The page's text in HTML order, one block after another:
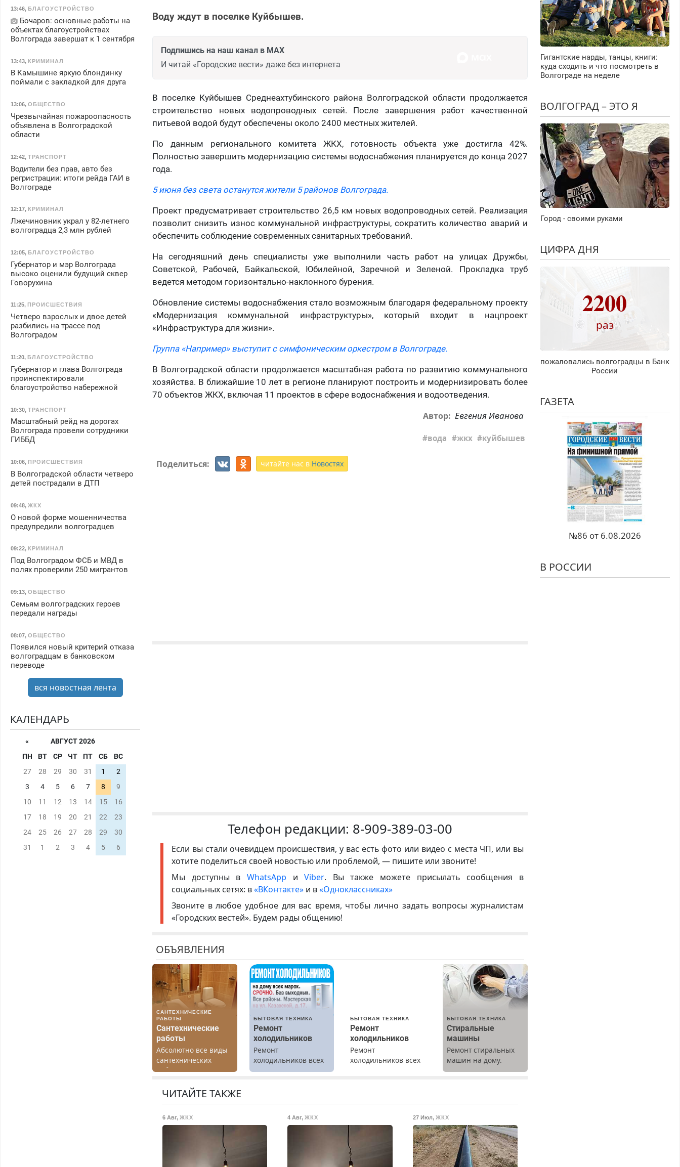
Воду ждут в поселке Куйбышев.
Подпишись на наш канал в MAX
И читай «Городские вести» даже без интернета
В поселке Куйбышев Среднеахтубинского района Волгоградской области продолжается
строительство новых водопроводных сетей. После завершения работ качественной
питьевой водой будут обеспечены около 2400 местных жителей.
По данным регионального комитета ЖКХ, готовность объекта уже достигла 42%.
Полностью завершить модернизацию системы водоснабжения планируется до конца 2027
года.
5 июня без света останутся жители 5 районов Волгограда.
Проект предусматривает строительство 26,5 км новых водопроводных сетей. Реализация
позволит снизить износ коммунальной инфраструктуры, сократить количество аварий и
обеспечить соблюдение современных санитарных требований.
На сегодняшний день специалисты уже выполнили часть работ на улицах Дружбы,
Советской, Рабочей, Байкальской, Юбилейной, Заречной и Зеленой. Прокладка труб
ведется методом горизонтально-наклонного бурения.
Обновление системы водоснабжения стало возможным благодаря федеральному проекту
«Модернизация коммунальной инфраструктуры», который входит в нацпроект
«Инфраструктура для жизни».
Группа «Например» выступит с симфоническим оркестром в Волгограде.
В Волгоградской области продолжается масштабная работа по развитию коммунального
хозяйства. В ближайшие 10 лет в регионе планируют построить и модернизировать более
70 объектов ЖКХ, включая 11 проектов в сфере водоснабжения и водоотведения.
Автор: Евгения Иванова
вода жкх куйбышев
Поделиться: читайте нас в Новостях
Телефон редакции: 8-909-389-03-00
Если вы стали очевидцем происшествия, у вас есть фото или видео с места ЧП, или вы
хотите поделиться своей новостью или проблемой, — пишите или звоните!
Мы доступны в WhatsApp иViber. Вы также можете присылать сообщения в
социальных сетях: в«ВКонтакте» и в«Одноклассниках»
Звоните в любое удобное для вас время, чтобы лично задать вопросы журналистам
«Городских вестей». Будем рады общению!
ОБЪЯВЛЕНИЯ
САНТЕХНИЧЕСКИЕ
РАБОТЫ
Сантехнические
работы
Абсолютно все виды
сантехнических
работ. Быстро.
Недорого.
БЫТОВАЯ ТЕХНИКА
Ремонт
холодильников
Ремонт
холодильников всех
марок на дому.
БЫТОВАЯ ТЕХНИКА
Ремонт
холодильников
Ремонт
холодильников всех
Вызов бесплатный.
БЫТОВАЯ ТЕХНИКА
Стиральные
машины
Ремонт стиральных
машин на дому.
Выезд и диагностика
ЧИТАЙТЕ ТАКЖЕ
6 Авг,ЖКХ 4 Авг,ЖКХ 27 Июл, ЖКХ
13:46, БЛАГОУСТРОЙСТВО
Бочаров: основные работы на
объектах благоустройствах
Волгограда завершат к 1 сентября
13:43, КРИМИНАЛ
В Камышине яркую блондинку
поймали с закладкой для друга
13:06, ОБЩЕСТВО
Чрезвычайная пожароопасность
объявлена в Волгоградской
области
12:42, ТРАНСПОРТ
Водители без прав, авто без
регристрации: итоги рейда ГАИ в
Волгограде
12:17, КРИМИНАЛ
Лжечиновник украл у 82-летнего
волгоградца 2,3 млн рублей
12:05, БЛАГОУСТРОЙСТВО
Губернатор и мэр Волгограда
высоко оценили будущий сквер
Говорухина
11:25, ПРОИСШЕСТВИЯ
Четверо взрослых и двое детей
разбились на трассе под
Волгоградом
11:20, БЛАГОУСТРОЙСТВО
Губернатор и глава Волгограда
проинспектировали
благоустройство набережной
10:30, ТРАНСПОРТ
Масштабный рейд на дорогах
Волгограда провели сотрудники
ГИББД
10:06, ПРОИСШЕСТВИЯ
В Волгоградской области четверо
детей пострадали в ДТП
09:48, ЖКХ
О новой форме мошенничества
предупредили волгоградцев
09:22, КРИМИНАЛ
Под Волгоградом ФСБ и МВД в
полях проверили 250 мигрантов
09:13, ОБЩЕСТВО
Семьям волгоградских героев
передали награды
08:07, ОБЩЕСТВО
Появился новый критерий отказа
волгоградцам в банковском
переводе
вся новостная лента
КАЛЕНДАРЬ
«
АВГУСТ 2026
ПН
ВТ СР ЧТ ПТ СБ
ВС
27
28 29 30 31 1
2
3
4 5 6 7 8
9
10
11 12 13 14 15
16
17
18 19 20 21 22
23
24
25 26 27 28 29
30
31
1 2 3 4 5 6
Гигантские нарды, танцы, книги:
куда сходить и что посмотреть в
Волгограде на неделе
ВОЛГОГРАД – ЭТО Я
Город - своими руками
ЦИФРА ДНЯ
2200
раз
пожаловались волгоградцы в Банк
России
ГАЗЕТА
№86 от 6.08.2026
В РОССИИ